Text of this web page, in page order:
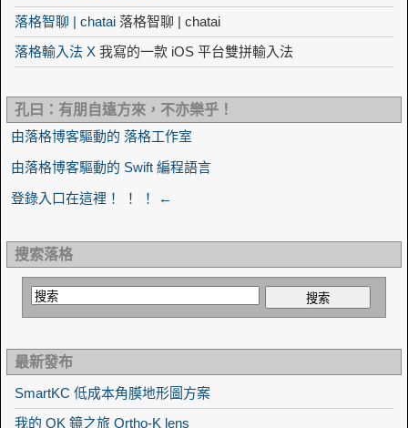
落格智聊 | chatai 落格智聊 | chatai
落格輸入法 X 我寫的一款 iOS 平台雙拼輸入法
孔曰：有朋自遠方來，不亦樂乎！
由落格博客驅動的 落格工作室
由落格博客驅動的 Swift 編程語言
登錄入口在這裡！ ！ ！ ←
搜索落格
最新發布
SmartKC 低成本角膜地形圖方案
我的 OK 鏡之旅 Ortho-K lens